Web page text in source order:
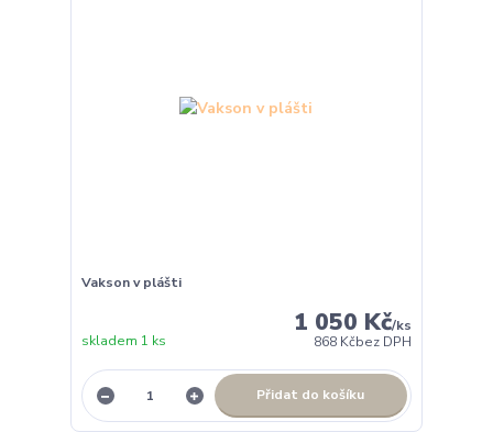
Vakson v plášti
1 050 Kč/ks
868 Kčbez DPH
skladem 1 ks
Přidat do košíku